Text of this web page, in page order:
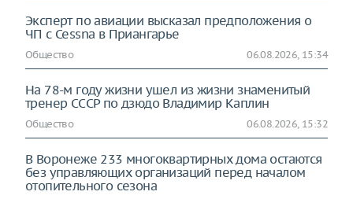
Эксперт по авиации высказал предположения о
ЧП с Cessna в Приангарье
Общество 06.08.2026, 15:34
На 78-м году жизни ушел из жизни знаменитый
тренер СССР по дзюдо Владимир Каплин
Общество 06.08.2026, 15:32
В Воронеже 233 многоквартирных дома остаются
без управляющих организаций перед началом
отопительного сезона